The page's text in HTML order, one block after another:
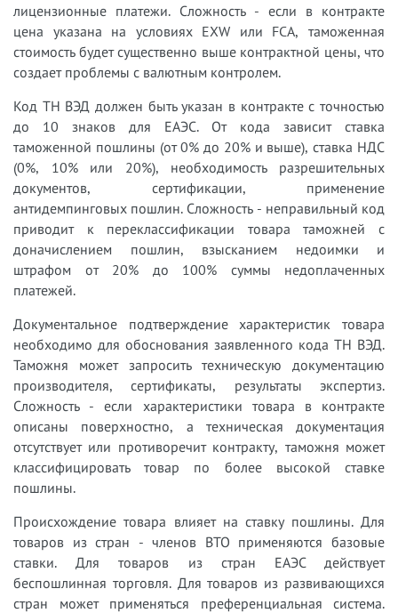
лицензионные платежи. Сложность - если в контракте
цена указана на условиях EXW или FCA, таможенная
стоимость будет существенно выше контрактной цены, что
создает проблемы с валютным контролем.
Код ТН ВЭД должен быть указан в контракте с точностью
до 10 знаков для ЕАЭС. От кода зависит ставка
таможенной пошлины (от 0% до 20% и выше), ставка НДС
(0%, 10% или 20%), необходимость разрешительных
документов, сертификации, применение
антидемпинговых пошлин. Сложность - неправильный код
приводит к переклассификации товара таможней с
доначислением пошлин, взысканием недоимки и
штрафом от 20% до 100% суммы недоплаченных
платежей.
Документальное подтверждение характеристик товара
необходимо для обоснования заявленного кода ТН ВЭД.
Таможня может запросить техническую документацию
производителя, сертификаты, результаты экспертиз.
Сложность - если характеристики товара в контракте
описаны поверхностно, а техническая документация
отсутствует или противоречит контракту, таможня может
классифицировать товар по более высокой ставке
пошлины.
Происхождение товара влияет на ставку пошлины. Для
товаров из стран - членов ВТО применяются базовые
ставки. Для товаров из стран ЕАЭС действует
беспошлинная торговля. Для товаров из развивающихся
стран может применяться преференциальная система.